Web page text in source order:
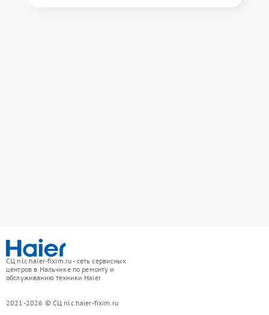
СЦ nlc.haier-fixim.ru - сеть сервисных
центров в Нальчике по ремонту и
обслуживанию техники Haier
2021-2026 © СЦ nlc.haier-fixim.ru